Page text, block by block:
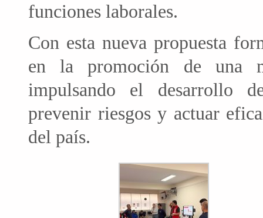
funciones laborales.
Con esta nueva propuesta
en la promoción de una
impulsando el desarrollo
prevenir riesgos y actuar
del país.